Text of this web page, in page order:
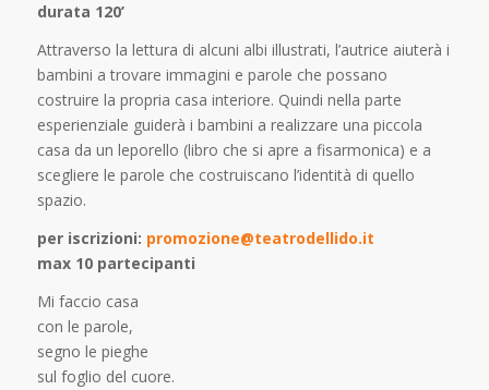
durata 120’
Attraverso la lettura di alcuni albi illustrati, l’autrice aiuterà i
bambini a trovare immagini e parole che possano
costruire la propria casa interiore. Quindi nella parte
esperienziale guiderà i bambini a realizzare una piccola
casa da un leporello (libro che si apre a fisarmonica) e a
scegliere le parole che costruiscano l’identità di quello
spazio.
per iscrizioni: promozione@teatrodellido.it
max 10 partecipanti
Mi faccio casa
con le parole,
segno le pieghe
sul foglio del cuore.